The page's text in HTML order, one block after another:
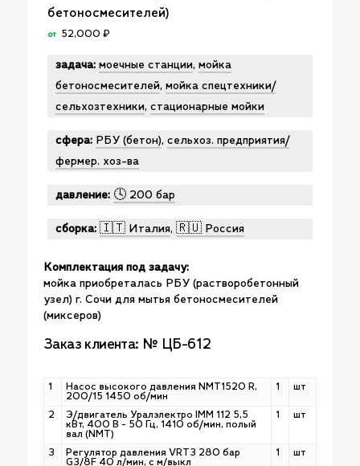
бетоносмесителей)
от 52,000 ₽
задача: моечные станции, мойка
бетоносмесителей, мойка спецтехники/
сельхозтехники, стационарные мойки
сфера: РБУ (бетон), сельхоз. предприятия/
фермер. хоз-ва
давление: 🕓 200 бар
сборка: 🇮🇹 Италия, 🇷🇺 Россия
Комплектация под задачу:
мойка приобреталась РБУ (растворобетонный
узел) г. Сочи для мытья бетоносмесителей
(миксеров)
Заказ клиента: № ЦБ-612
1
Насос высокого давления NMT1520 R,
200/15 1450 об/мин
1 шт
2
Э/двигатель Уралэлектро IMM 112 5,5
кВт, 400 В - 50 Гц, 1410 об/мин, полый
вал (NMT)
1 шт
3
Регулятор давления VRT3 280 бар
G3/8F 40 л/мин, с м/выкл
1 шт